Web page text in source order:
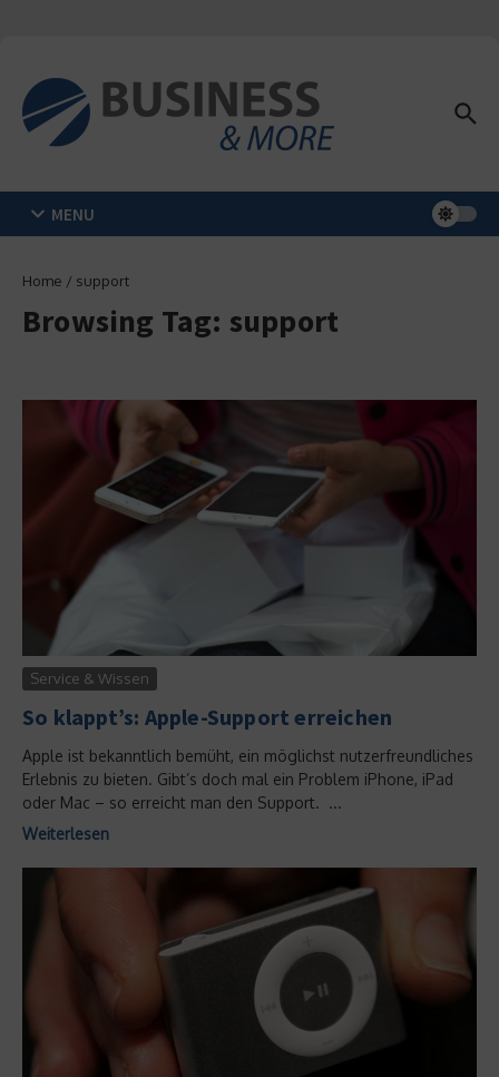
MENU
Home / support
Browsing Tag: support
Service & Wissen
So klappt’s: Apple-Support erreichen
Apple ist bekanntlich bemüht, ein möglichst nutzerfreundliches
Erlebnis zu bieten. Gibt’s doch mal ein Problem iPhone, iPad
oder Mac – so erreicht man den Support. ...
Weiterlesen